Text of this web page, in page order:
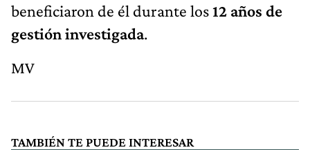
beneficiaron de él durante los12 años de
gestión investigada.
MV
TAMBIÉN TE PUEDE INTERESAR